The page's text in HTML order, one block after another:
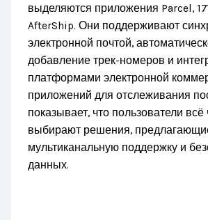
выделяются приложения Parcel,
AfterShip. Они поддерживают
электронной почтой,
добавление трек-номеров и
платформами электронной
приложений для отслеживания
показывает, что пользователи
выбирают решения,
мультиканальную поддержку и
данных.